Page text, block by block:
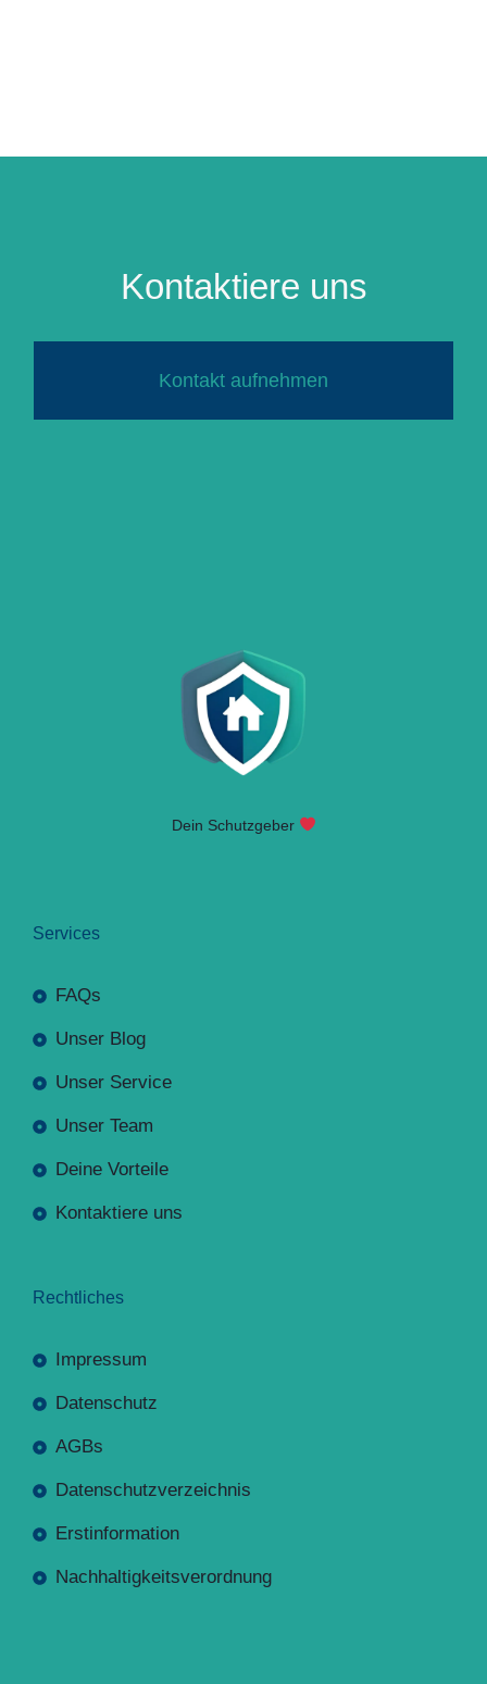
Kontaktiere uns
Kontakt aufnehmen
Dein Schutzgeber
Services
FAQs
Unser Blog
Unser Service
Unser Team
Deine Vorteile
Kontaktiere uns
Rechtliches
Impressum
Datenschutz
AGBs
Datenschutzverzeichnis
Erstinformation
Nachhaltigkeitsverordnung